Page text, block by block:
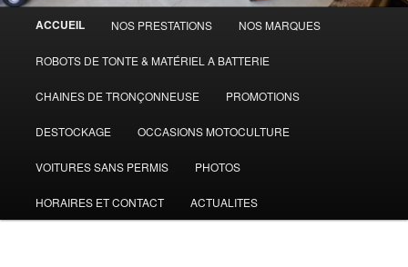
ACCUEIL NOS PRESTATIONS NOS MARQUES
ROBOTS DE TONTE & MATÉRIEL A BATTERIE
CHAINES DE TRONÇONNEUSE PROMOTIONS
DESTOCKAGE OCCASIONS MOTOCULTURE
VOITURES SANS PERMIS PHOTOS
HORAIRES ET CONTACT ACTUALITES